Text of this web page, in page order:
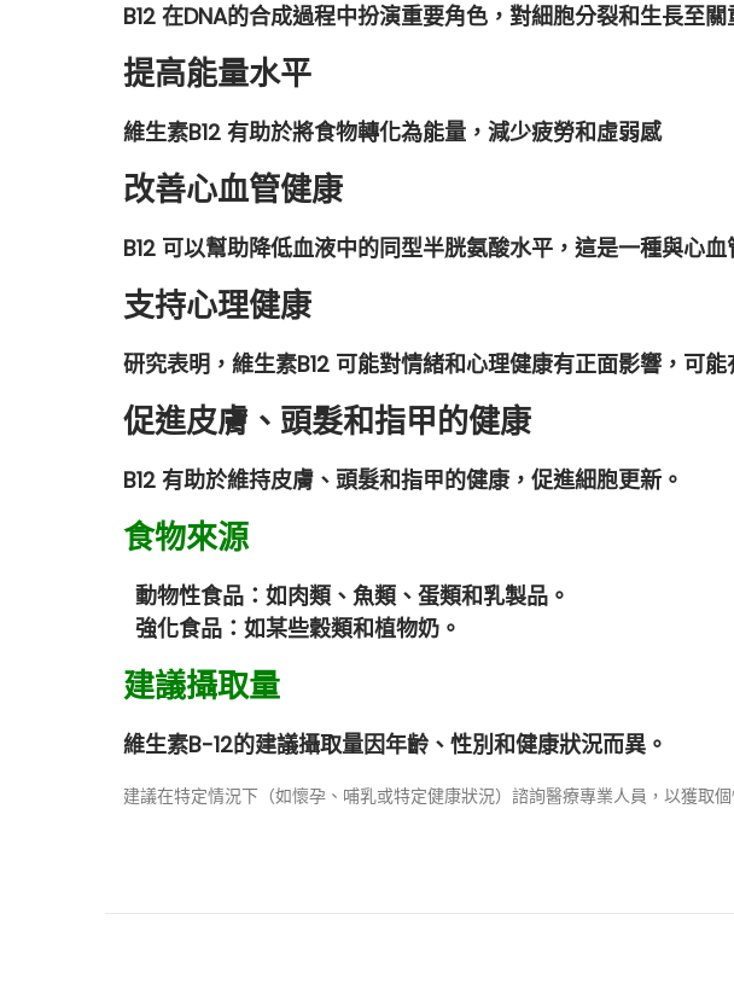
B12 在DNA的合成過程中扮演重要角色，對細胞分裂和生長至關
提高能量水平
維生素B12 有助於將食物轉化為能量，減少疲勞和虛弱感
改善心血管健康
B12 可以幫助降低血液中的同型半胱氨酸水平，這是一種與心
支持心理健康
研究表明，維生素B12 可能對情緒和心理健康有正面影響，可
促進皮膚、頭髮和指甲的健康
B12 有助於維持皮膚、頭髮和指甲的健康，促進細胞更新。
食物來源
動物性食品：如肉類、魚類、蛋類和乳製品。
強化食品：如某些穀類和植物奶。
建議攝取量
維生素B-12的建議攝取量因年齡、性別和健康狀況而異。
建議在特定情況下（如懷孕、哺乳或特定健康狀況）諮詢醫療專業人員，以獲取個